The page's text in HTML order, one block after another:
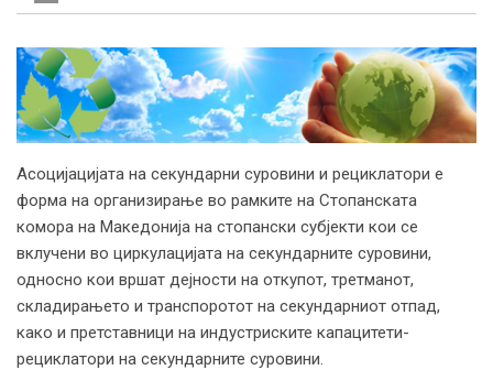
Асоцијацијата на секундарни суровини и рециклатори e
форма на организирање во рамките на Стопанската
комора на Македонија на стопански субјекти кои се
вклучени во циркулацијата на секундарните суровини,
односно кои вршат дејности на откупот, третманот,
складирањето и транспоротот на секундарниот отпад,
како и претставници на индустриските капацитети-
рециклатори на секундарните суровини.